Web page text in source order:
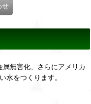
せ
無害化、さらにアメリカ
水をつくります。